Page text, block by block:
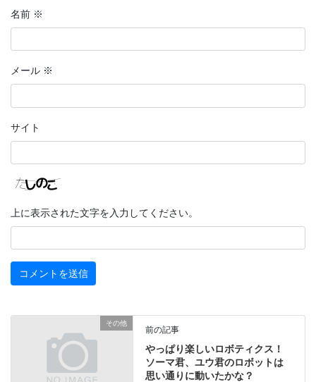
名前 ※
メール ※
サイト
上に表示された文字を入力してください。
その他
前の記事
やっぱり楽しいロボティクス！
ソーマ君、ユウ君のロボットは
思い通りに動いたかな？